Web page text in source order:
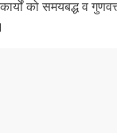
को समयबद्ध व